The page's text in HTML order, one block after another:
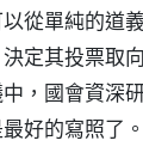
從單純的道
定其投票取
，國會資深
好的寫照了。